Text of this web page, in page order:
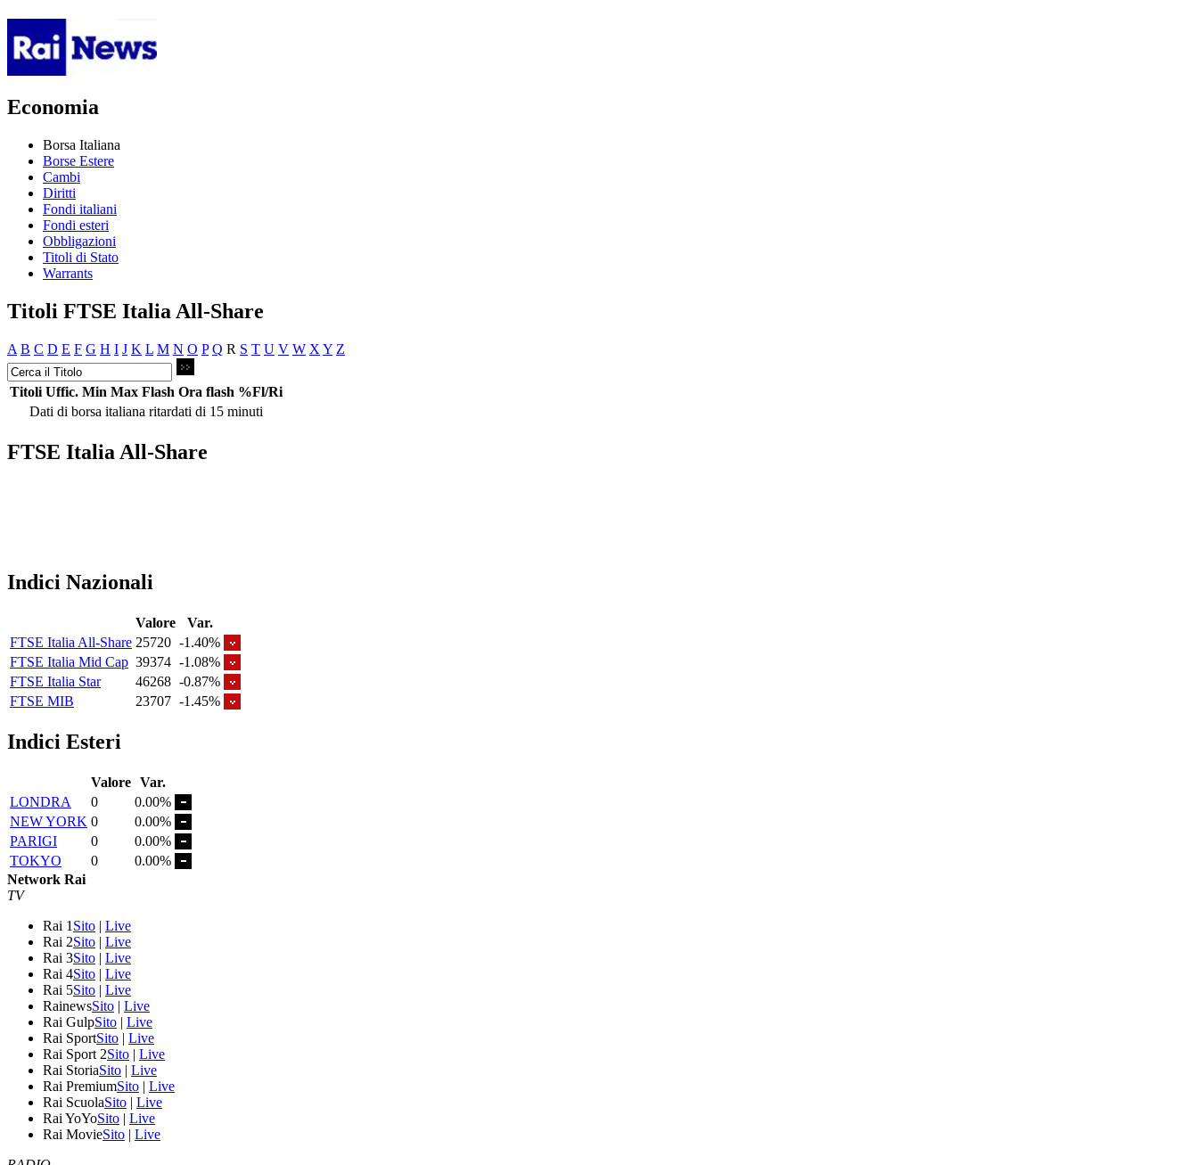
Economia
Borsa Italiana
Borse Estere
Cambi
Diritti
Fondi italiani
Fondi esteri
Obbligazioni
Titoli di Stato
Warrants
Titoli FTSE Italia All-Share
A B C D E F G H I J K L M N O P Q R S T U V W X Y Z
Titoli Uffic. Min Max Flash Ora flash %Fl/Ri
Dati di borsa italiana ritardati di 15 minuti
FTSE Italia All-Share
Indici Nazionali
Valore
Var.
FTSE Italia All-Share 25720 -1.40%
FTSE Italia Mid Cap 39374 -1.08%
FTSE Italia Star
46268 -0.87%
FTSE MIB
23707 -1.45%
Indici Esteri
Valore Var.
LONDRA
0
0.00%
NEW YORK 0
0.00%
PARIGI
0
0.00%
TOKYO
0
0.00%
Network Rai
TV
Rai 1 Sito | Live
Rai 2Sito | Live
Rai 3Sito | Live
Rai 4Sito | Live
Rai 5Sito | Live
RainewsSito | Live
Rai GulpSito | Live
Rai SportSito | Live
Rai Sport 2Sito | Live
Rai StoriaSito | Live
Rai PremiumSito | Live
Rai ScuolaSito | Live
Rai YoYoSito | Live
Rai MovieSito | Live